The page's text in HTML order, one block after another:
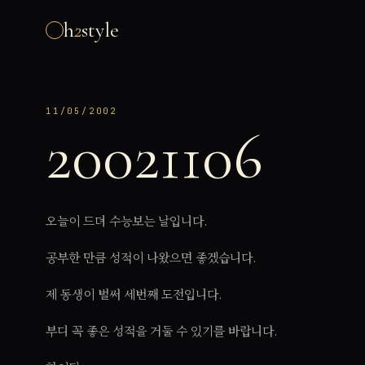
h2style
11/05/2002
20021106
오늘이 드뎌 수능보는 날입니다.
공부한 만큼 성적이 나왔으면 좋겠습니다.
제 동생이 벌써 세번째 도전입니다.
부디 꼭 좋은 성적을 거둘 수 있기를 바랍니다.